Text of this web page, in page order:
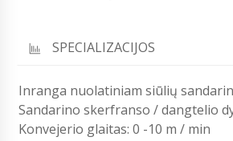
SPECIALIZACIJOS
Inranga nuolatiniam siūlių
Sandarino skerfranso / dangtelio
Konvejerio glaitas: 0 -10 m / min